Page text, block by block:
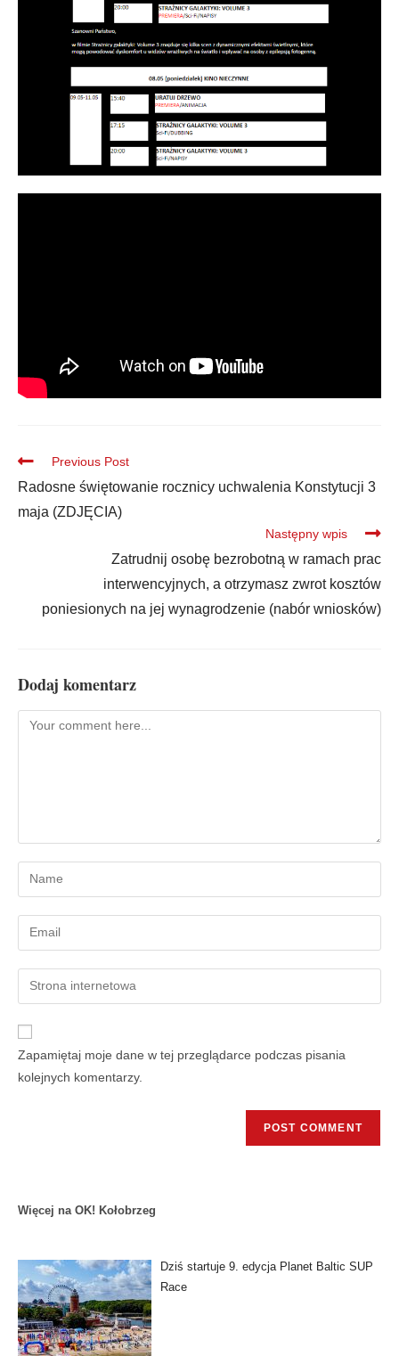
Previous Post
Radosne świętowanie rocznicy uchwalenia Konstytucji 3
maja (ZDJĘCIA)
Następny wpis
Zatrudnij osobę bezrobotną w ramach prac
interwencyjnych, a otrzymasz zwrot kosztów
poniesionych na jej wynagrodzenie (nabór wniosków)
Dodaj komentarz
Zapamiętaj moje dane w tej przeglądarce podczas pisania
kolejnych komentarzy.
Więcej na OK! Kołobrzeg
Dziś startuje 9. edycja Planet Baltic SUP
Race